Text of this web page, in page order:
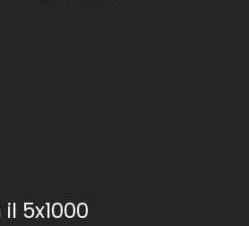
5x1000